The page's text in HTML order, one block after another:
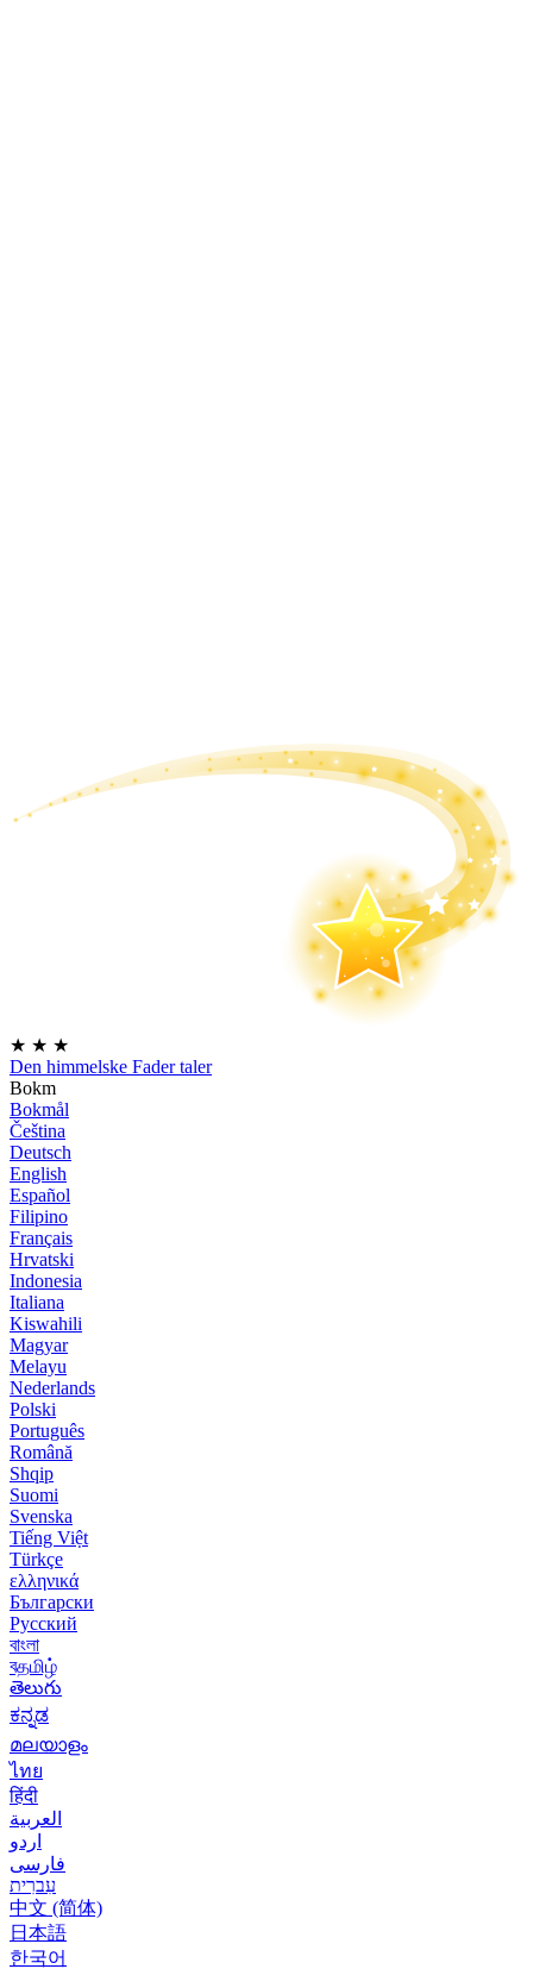
★ ★ ★
Den himmelske Fader taler
Bokm
Bokmål
Čeština
Deutsch
English
Español
Filipino
Français
Hrvatski
Indonesia
Italiana
Kiswahili
Magyar
Melayu
Nederlands
Polski
Português
Română
Shqip
Suomi
Svenska
Tiếng Việt
Türkçe
ελληνικά
Български
Русский
বাংলা
বதமிழ்
తెలుగు
ಕನ್ನಡ
മലയാളം
ไทย
हिंदी
العربية
اردو
فارسی
עִברִית
中文 (简体)
日本語
한국어